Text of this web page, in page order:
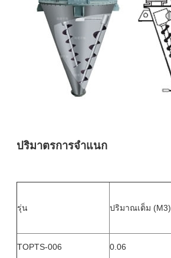
ปริมาตรการจําแนก
รุ่น ปริมาณเต็ม (M3)
TOPTS-006 0.06